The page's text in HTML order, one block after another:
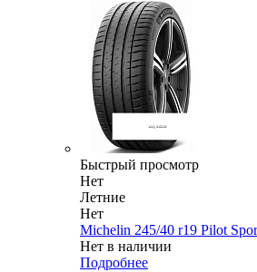
Быстрый просмотр
Нет
Летние
Нет
Michelin 245/40 r19 Pilot
Нет в наличии
Подробнее